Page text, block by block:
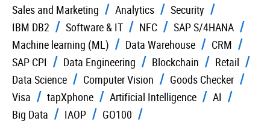
Sales and Marketing
Analytics
Security
IBM DB2
Software & IT NFC
SAP S/4HANA
Machine learning (ML)
Data Warehouse
CRM
SAP CPI
Data Engineering Blockchain
Retail
Data Science
Computer Vision
Goods Checker
Visa
tapXphone Artificial Intelligence
AI
Big Data
IAOP
GO100